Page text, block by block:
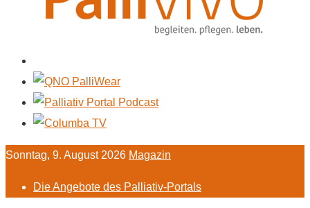
Sonntag, 9. August 2026 Magazin
Die Angebote des Palliativ-Portals